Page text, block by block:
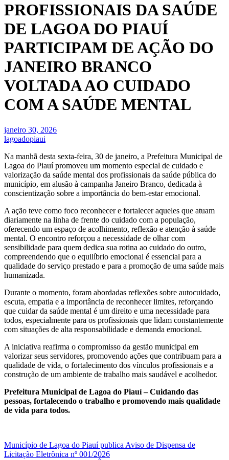
PROFISSIONAIS DA SAÚDE
DE LAGOA DO PIAUÍ
PARTICIPAM DE AÇÃO DO
JANEIRO BRANCO
VOLTADA AO CUIDADO
COM A SAÚDE MENTAL
janeiro 30, 2026
lagoadopiaui
Na manhã desta sexta-feira, 30 de janeiro, a Prefeitura Municipal de
Lagoa do Piauí promoveu um momento especial de cuidado e
valorização da saúde mental dos profissionais da saúde pública do
município, em alusão à campanha Janeiro Branco, dedicada à
conscientização sobre a importância do bem-estar emocional.
A ação teve como foco reconhecer e fortalecer aqueles que atuam
diariamente na linha de frente do cuidado com a população,
oferecendo um espaço de acolhimento, reflexão e atenção à saúde
mental. O encontro reforçou a necessidade de olhar com
sensibilidade para quem dedica sua rotina ao cuidado do outro,
compreendendo que o equilíbrio emocional é essencial para a
qualidade do serviço prestado e para a promoção de uma saúde mais
humanizada.
Durante o momento, foram abordadas reflexões sobre autocuidado,
escuta, empatia e a importância de reconhecer limites, reforçando
que cuidar da saúde mental é um direito e uma necessidade para
todos, especialmente para os profissionais que lidam constantemente
com situações de alta responsabilidade e demanda emocional.
A iniciativa reafirma o compromisso da gestão municipal em
valorizar seus servidores, promovendo ações que contribuam para a
qualidade de vida, o fortalecimento dos vínculos profissionais e a
construção de um ambiente de trabalho mais saudável e acolhedor.
Prefeitura Municipal de Lagoa do Piauí – Cuidando das
pessoas, fortalecendo o trabalho e promovendo mais qualidade
de vida para todos.
Navegação
Município de Lagoa do Piauí publica Aviso de Dispensa de
Licitação Eletrônica nº 001/2026